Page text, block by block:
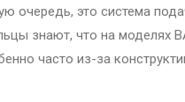
очередь, это система
знают, что на моделях
часто из-за